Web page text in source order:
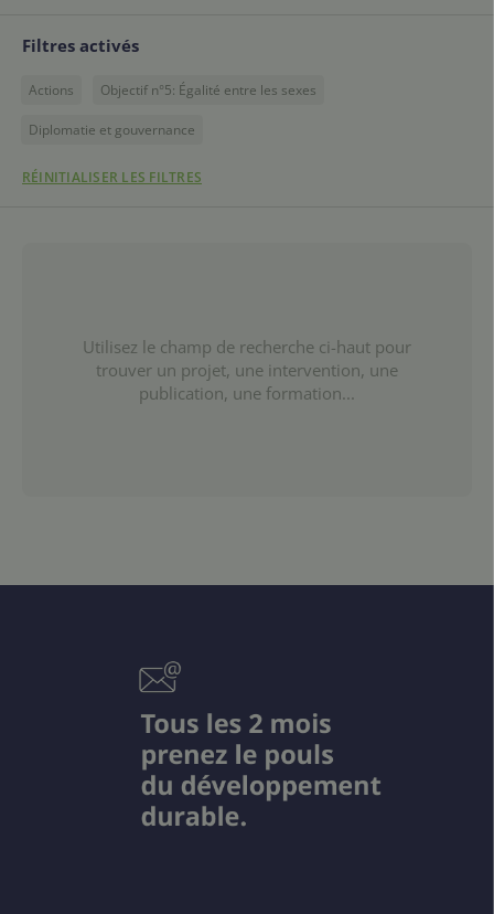
Filtres activés
Actions Objectif n°5: Égalité entre les sexes
Diplomatie et gouvernance
RÉINITIALISER LES FILTRES
Utilisez le champ de recherche ci-haut pour
trouver un projet, une intervention, une
publication, une formation...